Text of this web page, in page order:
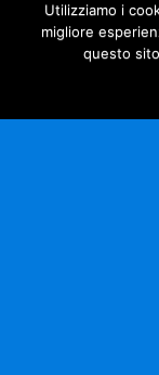
Utilizziamo i
migliore
questo